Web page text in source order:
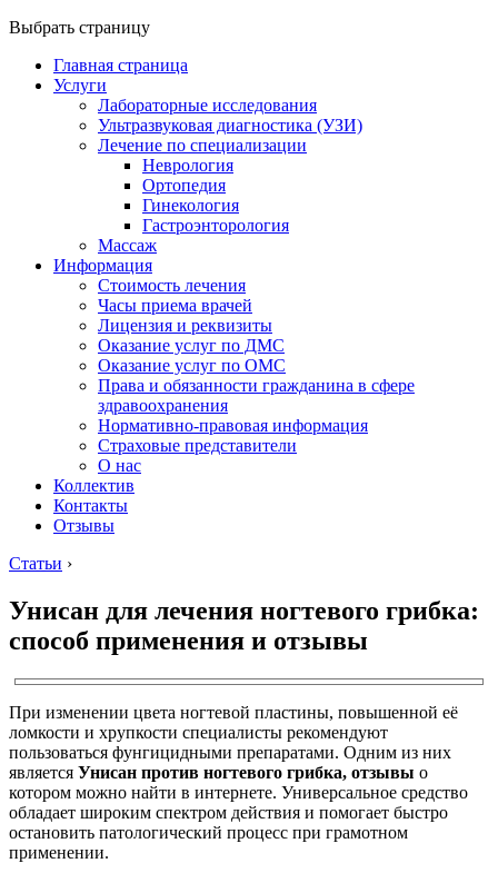
Выбрать страницу
Главная страница
Услуги
Лабораторные исследования
Ультразвуковая диагностика (УЗИ)
Лечение по специализации
Неврология
Ортопедия
Гинекология
Гастроэнторология
Массаж
Информация
Стоимость лечения
Часы приема врачей
Лицензия и реквизиты
Оказание услуг по ДМС
Оказание услуг по ОМС
Права и обязанности гражданина в сфере
здравоохранения
Нормативно-правовая информация
Страховые представители
О нас
Коллектив
Контакты
Отзывы
Статьи ›
Унисан для лечения ногтевого грибка:
способ применения и отзывы
При изменении цвета ногтевой пластины, повышенной её
ломкости и хрупкости специалисты рекомендуют
пользоваться фунгицидными препаратами. Одним из них
является Унисан против ногтевого грибка, отзывы о
котором можно найти в интернете. Универсальное средство
обладает широким спектром действия и помогает быстро
остановить патологический процесс при грамотном
применении.